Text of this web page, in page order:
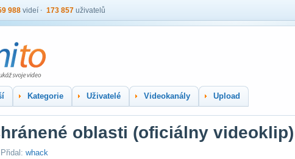
988 videí 173 857 uživatelů
Kategorie Uživatelé Videokanály Upload
oblasti (oficiálny videoklip)
Přidal: whack